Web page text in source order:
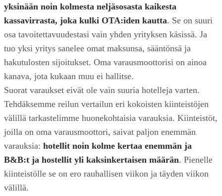
yksinään noin kolmesta neljäsosasta kaikesta
kassavirrasta, joka kulki OTA:iden kautta. Se on suuri
osa tavoitettavuudestasi vain yhden yrityksen käsissä. Ja
tuo yksi yritys sanelee omat maksunsa, sääntönsä ja
hakutulosten sijoitukset. Oma varausmoottorisi on ainoa
kanava, jota kukaan muu ei hallitse.
Suorat varaukset eivät ole vain suuria hotelleja varten.
Tehdäksemme reilun vertailun eri kokoisten kiinteistöjen
välillä tarkastelimme huonekohtaisia varauksia. Kiinteistöt,
joilla on oma varausmoottori, saivat paljon enemmän
varauksia: hotellit noin kolme kertaa enemmän ja
B&B:t ja hostellit yli kaksinkertaisen määrän. Pienelle
kiinteistölle se on ero rauhallisen viikon ja täyden viikon
välillä.